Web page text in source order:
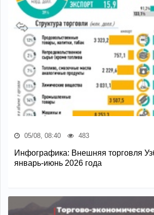
05/08, 08:40 483
Инфографика: Внешняя торговля
январь-июнь 2026 года